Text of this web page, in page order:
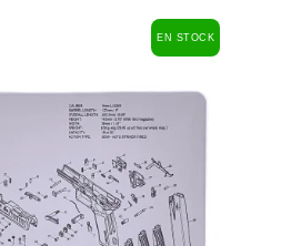
EN STOCK